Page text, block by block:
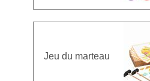
Jeu du marteau